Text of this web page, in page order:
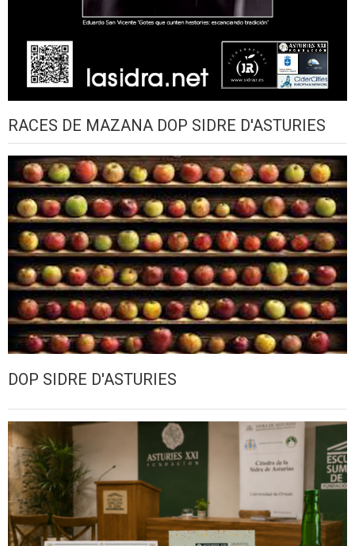
RACES DE MAZANA DOP SIDRE D'ASTURIES
DOP SIDRE D'ASTURIES